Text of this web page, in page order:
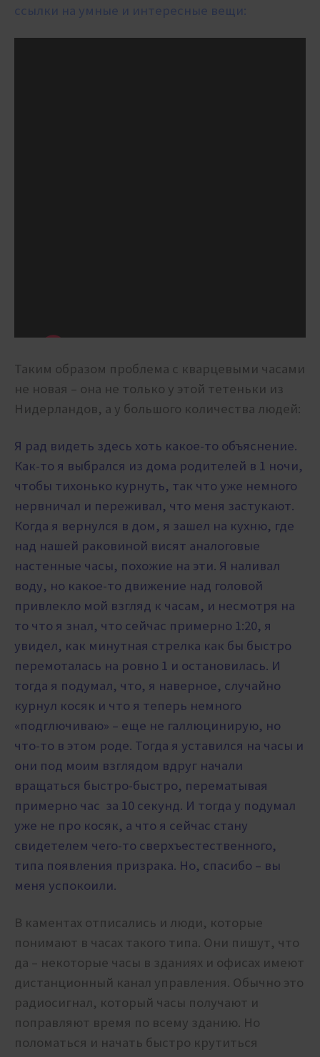
ссылки на умные и интересные вещи:
Таким образом проблема с кварцевыми часами
не новая – она не только у этой тетеньки из
Нидерландов, а у большого количества людей:
Я рад видеть здесь хоть какое-то объяснение.
Как-то я выбрался из дома родителей в 1 ночи,
чтобы тихонько курнуть, так что уже немного
нервничал и переживал, что меня застукают.
Когда я вернулся в дом, я зашел на кухню, где
над нашей раковиной висят аналоговые
настенные часы, похожие на эти. Я наливал
воду, но какое-то движение над головой
привлекло мой взгляд к часам, и несмотря на
то что я знал, что сейчас примерно 1:20, я
увидел, как минутная стрелка как бы быстро
перемоталась на ровно 1 и остановилась. И
тогда я подумал, что, я наверное, случайно
курнул косяк и что я теперь немного
«подглючиваю» – еще не галлюцинирую, но
что-то в этом роде. Тогда я уставился на часы и
они под моим взглядом вдруг начали
вращаться быстро-быстро, перематывая
примерно час за 10 секунд. И тогда у подумал
уже не про косяк, а что я сейчас стану
свидетелем чего-то сверхъестественного,
типа появления призрака. Но, спасибо – вы
меня успокоили.
В каментах отписались и люди, которые
понимают в часах такого типа. Они пишут, что
да – некоторые часы в зданиях и офисах имеют
дистанционный канал управления. Обычно это
радиосигнал, который часы получают и
поправляют время по всему зданию. Но
поломаться и начать быстро крутиться